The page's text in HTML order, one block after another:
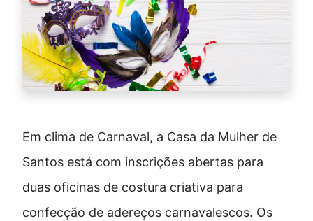
Em clima de Carnaval, a Casa da Mulher de
Santos está com inscrições abertas para
duas oficinas de costura criativa para
confecção de adereços carnavalescos. Os